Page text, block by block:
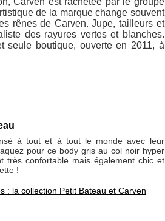
de la marque change souvent
rênes de Carven. Jupe, tailleurs et
des rayures vertes et blanches.
seule boutique, ouverte en 2011, à
à tout et à tout le monde avec leur
pour ce body gris au col noir hyper
très confortable mais également chic et
!
: la collection Petit Bateau et Carven